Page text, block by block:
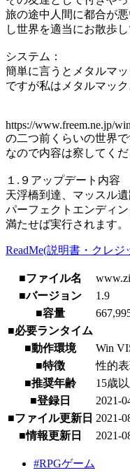
旅の途中人間に都合が
し世界を適当にお散歩し
システム：
簡単に言うとメタルマ
ですが私はメタルマッ
https://www.freem.ne.jp/
の二つ前くらいの世界で
なので内容は察してくだ
１.９アップデート内容
天浮橋到達、マッスル
パーフェクトエンディ
満たせば実行されます。
ReadMe(説明書・クレ
■ファイル名
■バージョン
1.9
■容量
■必要ランタイム
■動作環境
Win
■特徴
性的
■推奨年齢
15歳
■登録日
2021-
■ファイル更新日 2021-
■情報更新日
2021-
#RPGゲーム